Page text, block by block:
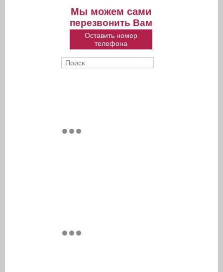
Мы можем сами
перезвонить Вам
Оставить номер
телефона
Форма поиска
Поиск